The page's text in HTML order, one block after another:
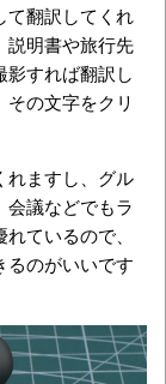
て翻訳してくれ
説明書や旅行先
すれば翻訳し
の文字をクリ
れますし、グル
議などでもラ
ているので、
るのがいいです